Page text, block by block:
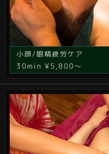
小顔/眼精疲労ケア
30min ¥5,800～